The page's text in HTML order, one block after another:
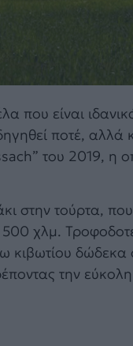
που είναι
ποτέ,
του 2019, η
στην τούρτα,
500 χλμ.
κιβωτίου δώδεκα
την